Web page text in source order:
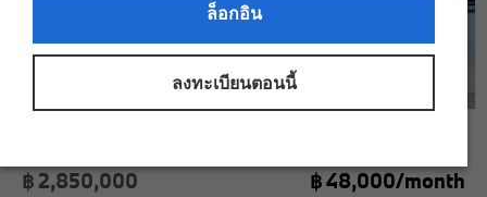
ล็อกอิน
ลงทะเบียนตอนนี้
฿ 2,850,000
฿48,000/month